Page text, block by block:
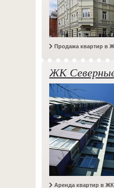
Продажа квартир в
ЖК
Аренда квартир в